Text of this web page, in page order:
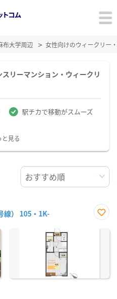
布大学周辺 女性向けのウィークリー
リーマンション・ウィークリ
駅チカで移動がスムーズ
と見る
線） 105・1K-
に入